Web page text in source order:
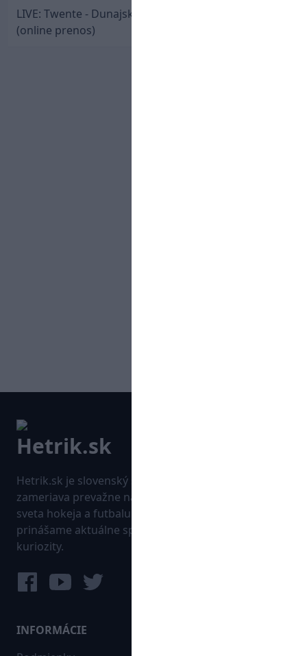
LIVE: Twente - Dunajská Streda / Konferenčná liga
(online prenos)
Hetrik.sk je slovenský športový portál, ktorý sa
zameriava prevažne na najnovšie informácie zo
sveta hokeja a futbalu. Pravidelne na dennej báze
prinášame aktuálne správy, góly, zaujímavosti a
kuriozity.
INFORMÁCIE